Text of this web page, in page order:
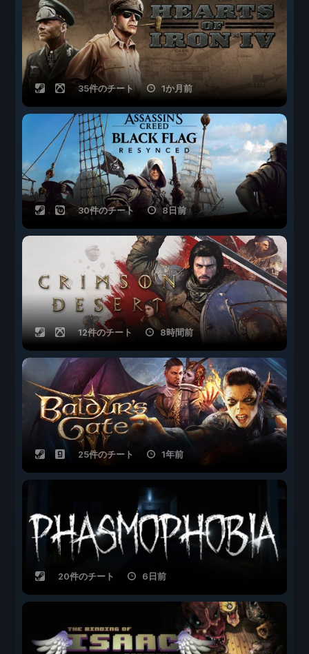
35件のチート 1か月前
30件のチート 8日前
12件のチート 8時間前
25件のチート 1年前
20件のチート 6日前